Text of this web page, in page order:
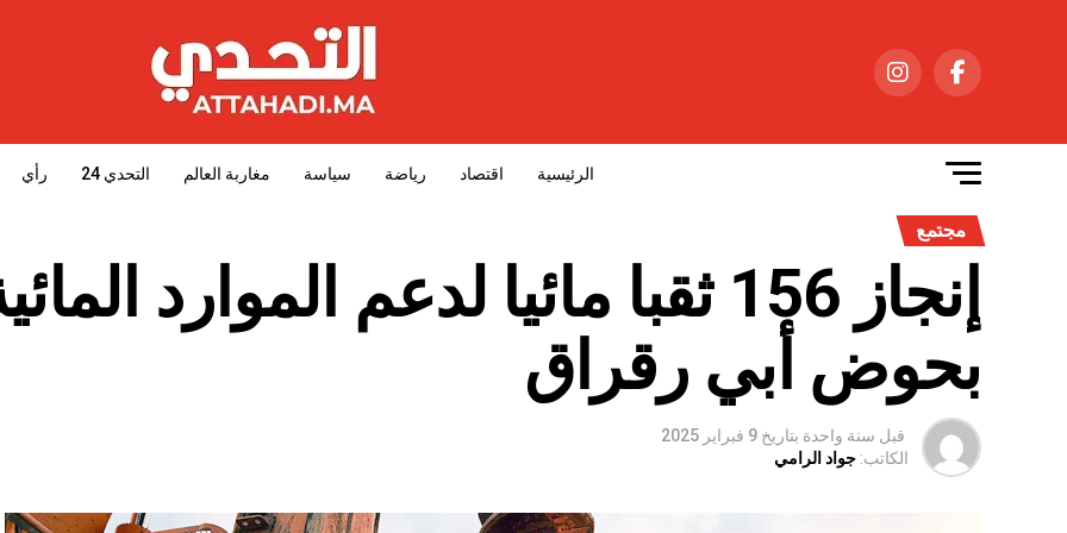
الرئيسية اقتصاد رياضة سياسة مغاربة العالم التحدي 24 رأي
مجتمع
إنجاز 156 ثقبا مائيا لدعم الموارد
بحوض أبي رقراق
قبل سنة واحدة بتاريخ 9 فبراير 2025
الكاتب: جواد الرامي